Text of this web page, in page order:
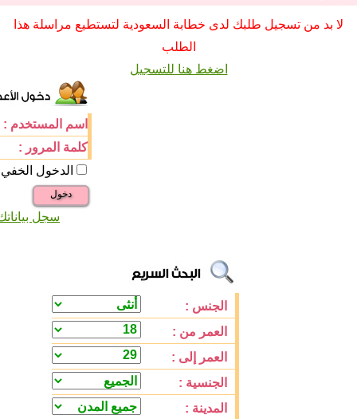
لا بد من تسجيل طلبك لدى خطابة السعودية لتستطيع مراسلة هذا
الطلب
اضغط هنا للتسجيل
اسم المستخدم :
كلمة المرور :
الدخول الخفي
دخول
سجل
الجنس :
العمر من :
العمر إلى :
الجنسية :
المدينة :